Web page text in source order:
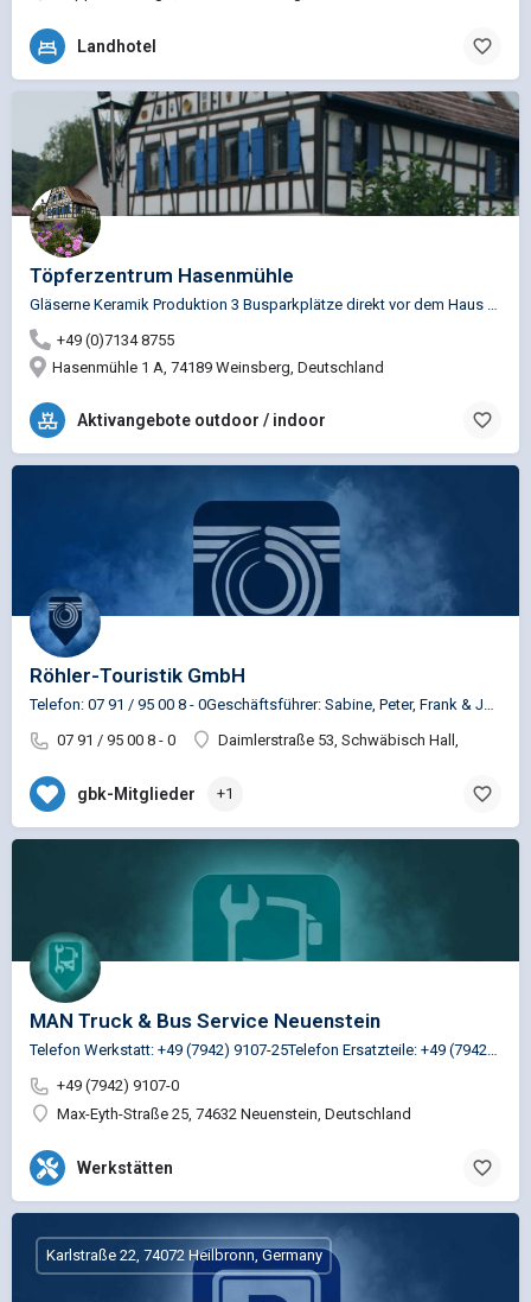
Landhotel
Töpferzentrum Hasenmühle
+49 (0)7134 8755
Hasenmühle 1 A, 74189 Weinsberg, Deutschland
Aktivangebote outdoor / indoor
Röhler-Touristik GmbH
07 91 / 95 00 8 - 0
Daimlerstraße 53, Schwäbisch Hall,
gbk-Mitglieder +1
MAN Truck & Bus Service Neuenstein
+49 (7942) 9107-0
Max-Eyth-Straße 25, 74632 Neuenstein, Deutschland
Werkstätten
Karlstraße 22, 74072 Heilbronn, Germany